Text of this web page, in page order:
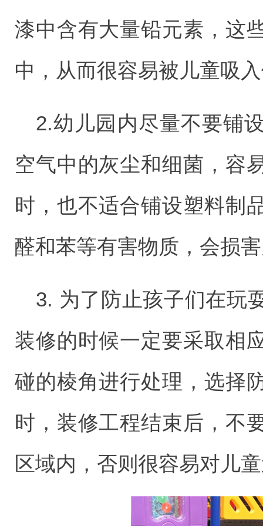
漆中含有大量铅元素，这
中，从而很容易被儿童吸
2.幼儿园内尽量不要铺
空气中的灰尘和细菌，容
时，也不适合铺设塑料制
醛和苯等有害物质，会损
3. 为了防止孩子们在玩
装修的时候一定要采取相
碰的棱角进行处理，选择
时，装修工程结束后，不
区域内，否则很容易对儿